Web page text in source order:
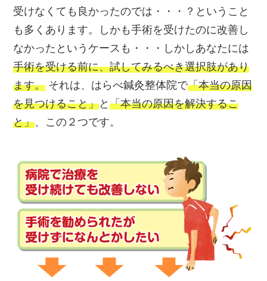
受けなくても良かったのでは・・・？ということ
も多くあります。しかも手術を受けたのに改善し
なかったというケースも・・・しかしあなたには
手術を受ける前に、試してみるべき選択肢があり
ます。 それは、はらべ鍼灸整体院で「本当の原因
を見つけること」と「本当の原因を解決するこ
と」、この２つです。